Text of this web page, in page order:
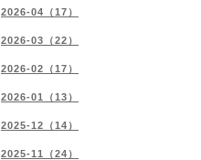
2026-04（17）
2026-03（22）
2026-02（17）
2026-01（13）
2025-12（14）
2025-11（24）